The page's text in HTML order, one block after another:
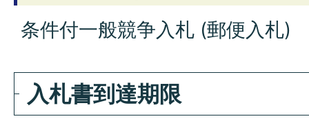
条件付一般競争入札 (郵便入札)
入札書到達期限